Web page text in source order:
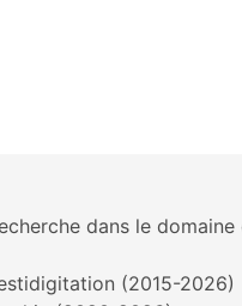
dans le
(2015-2026)